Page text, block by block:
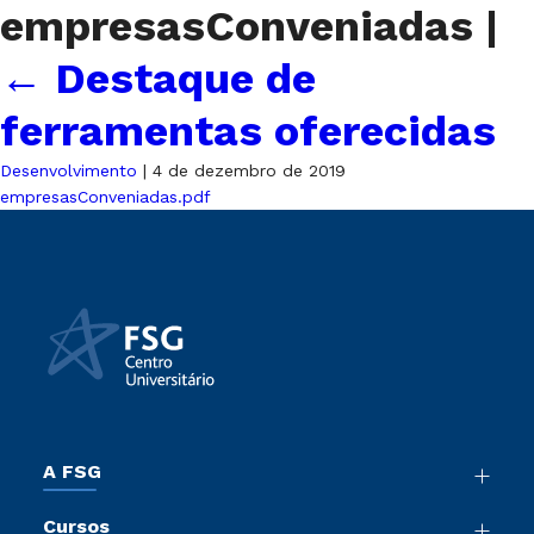
empresasConveniadas |
← Destaque de
ferramentas oferecidas
Desenvolvimento | 4 de dezembro de 2019
empresasConveniadas.pdf
A FSG
Cursos